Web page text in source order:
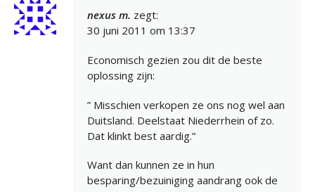
nexus m. zegt:
30 juni 2011 om 13:37
Economisch gezien zou dit de beste
oplossing zijn:
” Misschien verkopen ze ons nog wel aan
Duitsland. Deelstaat Niederrhein of zo.
Dat klinkt best aardig.”
Want dan kunnen ze in hun
besparing/bezuiniging aandrang ook de